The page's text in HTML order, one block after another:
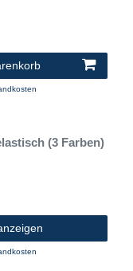
(3 Farben)